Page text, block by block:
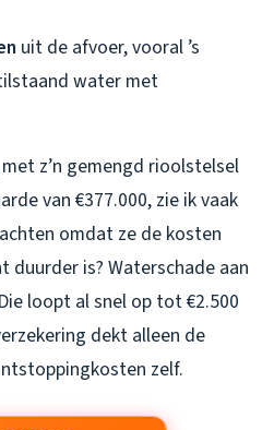
uit de afvoer, vooral ’s
water met
z’n gemengd rioolstelsel
van €377.000, zie ik vaak
omdat ze de kosten
duurder is? Waterschade aan
loopt al snel op tot €2.500
dekt alleen de
zelf.